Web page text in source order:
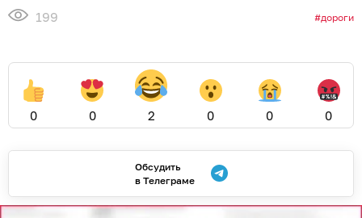
199 дороги
0 0 2 0 0 0
Обсудить
в Телеграме